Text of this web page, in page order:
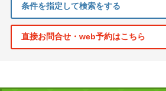
条件を指定して検索をする
直接お問合せ・web予約はこちら